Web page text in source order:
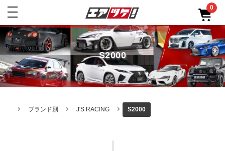
toggle
0
S2000
ブランド別 J'S RACING S2000